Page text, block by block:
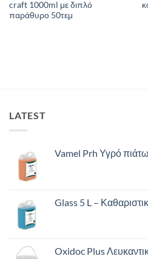
craft 1000ml με διπλό
παράθυρο 50τεμ
LATEST
Vamel Prh Υγρό
Glass 5 L –
Oxidoc Plus